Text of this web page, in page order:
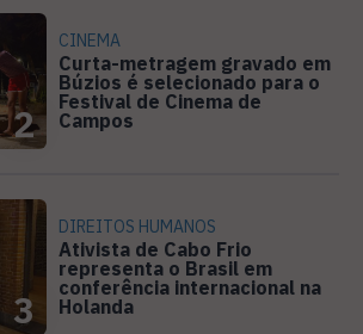
2
CINEMA
Curta-metragem gravado em
Búzios é selecionado para o
Festival de Cinema de
Campos
3
DIREITOS HUMANOS
Ativista de Cabo Frio
representa o Brasil em
conferência internacional na
Holanda